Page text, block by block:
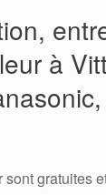
à
gratuites